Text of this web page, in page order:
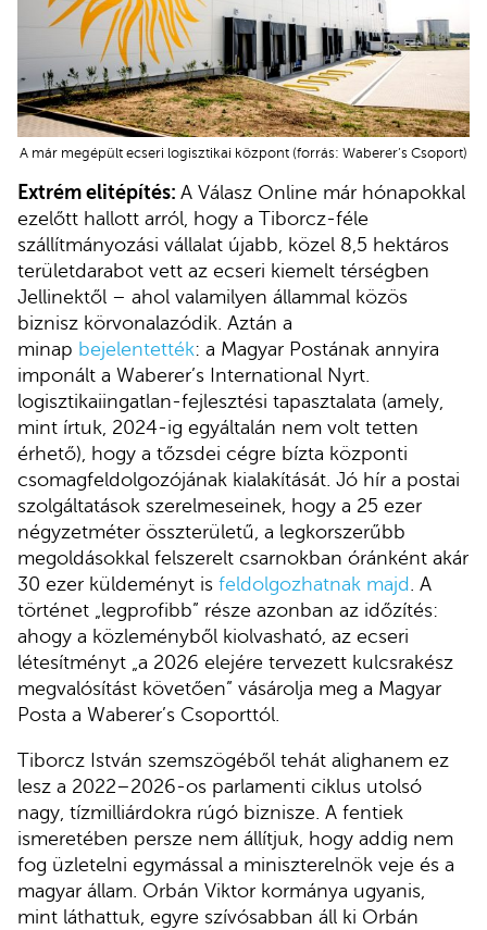
A már megépült ecseri logisztikai központ (forrás: Waberer’s Csoport)
Extrém elitépítés: A Válasz Online már hónapokkal
ezelőtt hallott arról, hogy a Tiborcz-féle
szállítmányozási vállalat újabb, közel 8,5 hektáros
területdarabot vett az ecseri kiemelt térségben
Jellinektől – ahol valamilyen állammal közös
biznisz körvonalazódik. Aztán a
minap bejelentették: a Magyar Postának annyira
imponált a Waberer’s International Nyrt.
logisztikaiingatlan-fejlesztési tapasztalata (amely,
mint írtuk, 2024-ig egyáltalán nem volt tetten
érhető), hogy a tőzsdei cégre bízta központi
csomagfeldolgozójának kialakítását. Jó hír a postai
szolgáltatások szerelmeseinek, hogy a 25 ezer
négyzetméter összterületű, a legkorszerűbb
megoldásokkal felszerelt csarnokban óránként akár
30 ezer küldeményt is feldolgozhatnak majd . A
történet „legprofibb” része azonban az időzítés:
ahogy a közleményből kiolvasható, az ecseri
létesítményt „a 2026 elejére tervezett kulcsrakész
megvalósítást követően” vásárolja meg a Magyar
Posta a Waberer’s Csoporttól.
Tiborcz István szemszögéből tehát alighanem ez
lesz a 2022–2026-os parlamenti ciklus utolsó
nagy, tízmilliárdokra rúgó biznisze. A fentiek
ismeretében persze nem állítjuk, hogy addig nem
fog üzletelni egymással a miniszterelnök veje és a
magyar állam. Orbán Viktor kormánya ugyanis,
mint láthattuk, egyre szívósabban áll ki Orbán